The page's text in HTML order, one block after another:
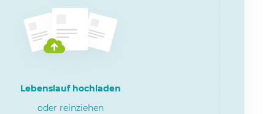
Lebenslauf hochladen
oder reinziehen